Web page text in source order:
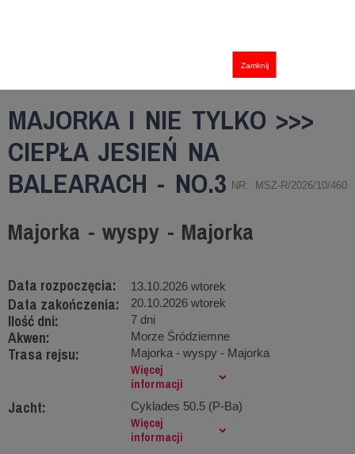
Zamknij
MAJORKA I NIE TYLKO >>>
CIEPŁA JESIEŃ NA
BALEARACH - NO.3 NR: MSZ-R/2026/10/460
Majorka - wyspy - Majorka
Data rozpoczęcia: 13.10.2026 wtorek
Data zakończenia: 20.10.2026 wtorek
Ilość dni: 7 dni
Akwen: Morze Śródziemne
Trasa rejsu: Majorka - wyspy - Majorka
Więcej
informacji
Jacht: Cyklades 50.5 (P-Ba)
Więcej
informacji